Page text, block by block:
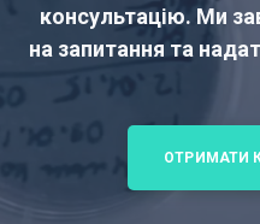
консультацію. Ми
на запитання та
ОТРИМАТИ